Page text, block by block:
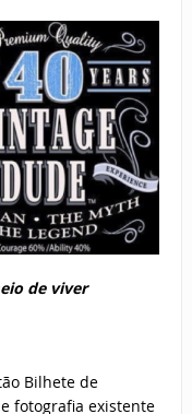
de viver
Bilhete de
fotografia existente